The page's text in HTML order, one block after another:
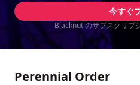
今すぐ
Blacknut のサブスクリプ
Perennial Order